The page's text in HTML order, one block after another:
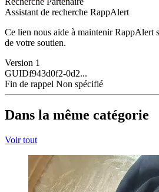
Assistant de recherche RappAlert
Ce lien nous aide à maintenir RappAlert
de votre soutien.
Version 1
GUIDf943d0f2-0d2...
Fin de rappel Non spécifié
Dans la même catégorie
Voir tout